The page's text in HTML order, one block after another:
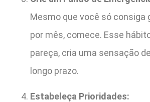
Mesmo que você só consiga
por mês, comece. Esse
pareça, cria uma sensação
longo prazo.
Estabeleça Prioridades: